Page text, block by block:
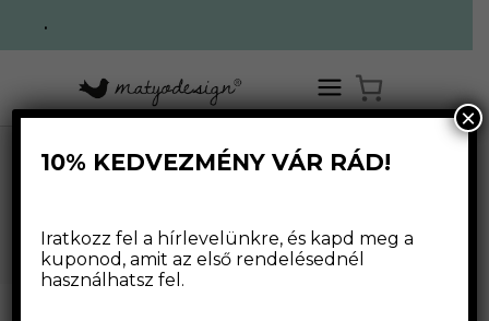
.
10% KEDVEZMÉNY VÁR RÁD!
Iratkozz fel a hírlevelünkre, és kapd meg a
kuponod, amit az első rendelésednél
használhatsz fel.
×